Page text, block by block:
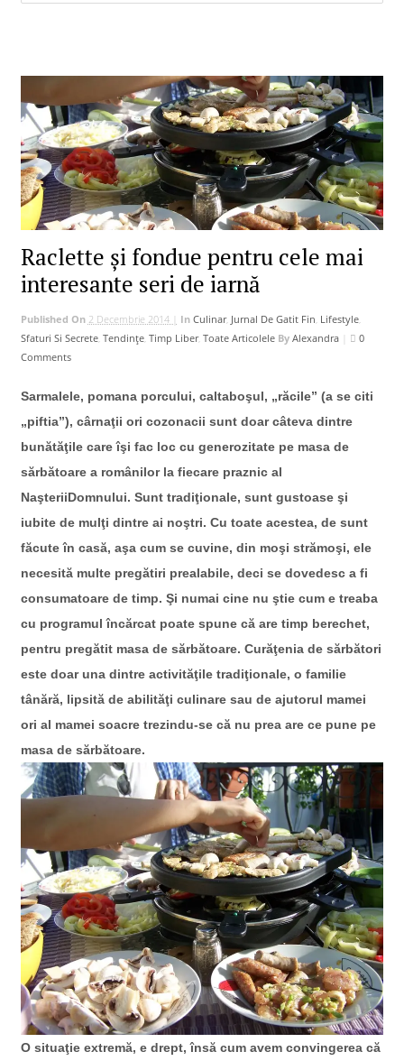
Raclette şi fondue pentru cele mai
interesante seri de iarnă
Published On 2 Decembrie 2014 | In Culinar, Jurnal De Gatit Fin Lifestyle,
Sfaturi Si Secrete, Tendințe, Timp Liber, Toate Articolele By Alexandra|
0
Comments
Sarmalele, pomana porcului, caltaboşul, „răcile” (a se citi
„piftia”), cârnaţii ori cozonacii sunt doar câteva dintre
bunătăţile care îşi fac loc cu generozitate pe masa de
sărbătoare a românilor la fiecare praznic al
NaşteriiDomnului. Sunt tradiţionale, sunt gustoase şi
iubite de mulţi dintre ai noştri. Cu toate acestea, de sunt
făcute în casă, aşa cum se cuvine, din moşi strămoşi, ele
necesită multe pregătiri prealabile, deci se dovedesc a fi
consumatoare de timp. Şi numai cine nu ştie cum e treaba
cu programul încărcat poate spune că are timp berechet,
pentru pregătit masa de sărbătoare. Curăţenia de sărbători
este doar una dintre activităţile tradiţionale, o familie
tânără, lipsită de abilităţi culinare sau de ajutorul mamei
ori al mamei soacre trezindu-se că nu prea are ce pune pe
masa de sărbătoare.
O situaţie extremă, e drept, însă cum avem convingerea că